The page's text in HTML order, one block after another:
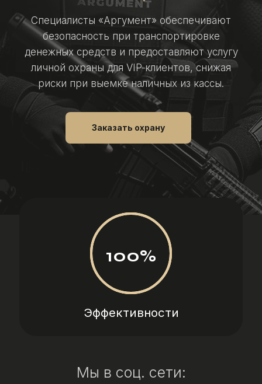
Специалисты «Аргумент» обеспечивают
безопасность при транспортировке
денежных средств и предоставляют услугу
личной охраны для VIP‑клиентов, снижая
риски при выемке наличных из кассы.
Заказать охрану
100%
Эффективности
Мы в соц. сети: